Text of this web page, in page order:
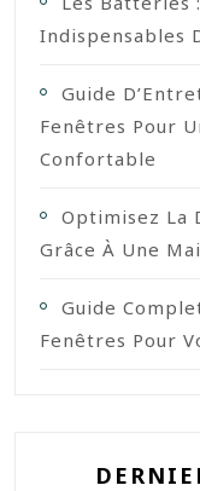
Indispensables
Guide
Fenêtres Pour
Confortable
Optimisez La
Grâce À Une
Guide
Fenêtres Pour